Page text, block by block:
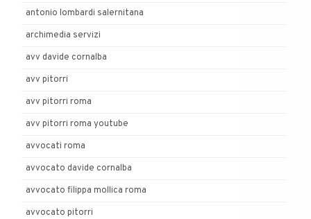
antonio lombardi salernitana
archimedia servizi
avv davide cornalba
avv pitorri
avv pitorri roma
avv pitorri roma youtube
avvocati roma
avvocato davide cornalba
avvocato filippa mollica roma
avvocato pitorri